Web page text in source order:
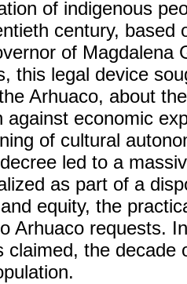
of indigenous
century, based
of Magdalena
this legal device
Arhuaco, about
against economic
of cultural
led to a
as part of a
equity, the
Arhuaco requests.
claimed, the